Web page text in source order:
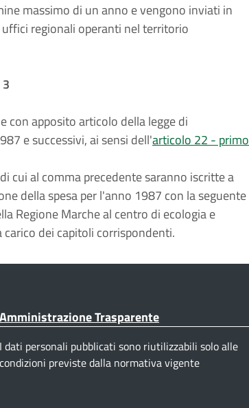
massimo di un anno e vengono inviati in
regionali operanti nel territorio
con apposito articolo della legge di
e successivi, ai sensi dell'articolo 22 - primo
cui al comma precedente saranno iscritte a
della spesa per l'anno 1987 con la seguente
Regione Marche al centro di ecologia e
dei capitoli corrispondenti.
Amministrazione Trasparente
I dati personali pubblicati sono riutilizzabili solo alle
condizioni previste dalla normativa vigente